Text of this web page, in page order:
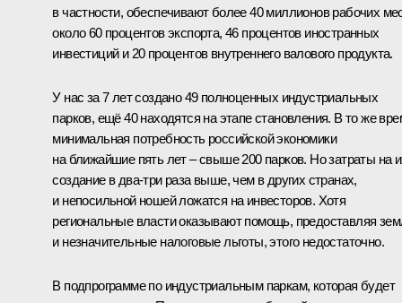
в частности, обеспечивают более 40 миллионов рабочих
около 60 процентов экспорта, 46 процентов иностранных
инвестиций и 20 процентов внутреннего валового продукта.
У нас за 7 лет создано 49 полноценных индустриальных
парков, ещё 40 находятся на этапе становления. В то же
минимальная потребность российской экономики
на ближайшие пять лет – свыше 200 парков. Но затраты на
создание в два-три раза выше, чем в других странах,
и непосильной ношей ложатся на инвесторов. Хотя
региональные власти оказывают помощь, предоставляя
и незначительные налоговые льготы, этого недостаточно.
В подпрограмме по индустриальным паркам, которая будет